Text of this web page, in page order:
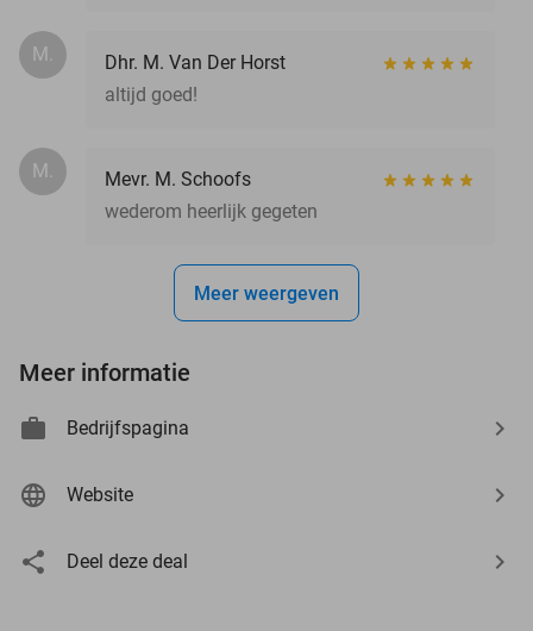
M.
Dhr. M. Van Der Horst
altijd goed!
M.
Mevr. M. Schoofs
wederom heerlijk gegeten
Meer weergeven
Meer informatie
Bedrijfspagina
Website
Deel deze deal